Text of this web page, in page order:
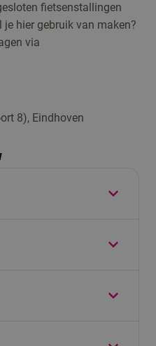
fietsenstallingen
je hier gebruik van maken?
via
8), Eindhoven
uur
uur
07:30 -